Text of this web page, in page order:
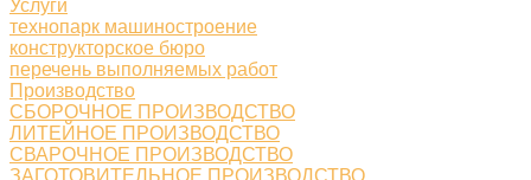
Услуги
технопарк машиностроение
конструкторское бюро
перечень выполняемых работ
Производство
СБОРОЧНОЕ ПРОИЗВОДСТВО
ЛИТЕЙНОЕ ПРОИЗВОДСТВО
СВАРОЧНОЕ ПРОИЗВОДСТВО
ЗАГОТОВИТЕЛЬНОЕ ПРОИЗВОДСТВО